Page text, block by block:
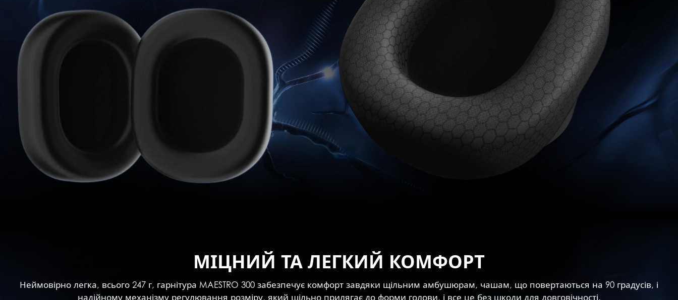
МІЦНИЙ ТА ЛЕГКИЙ КОМФОРТ
Неймовірно легка, всього 247 г, гарнітура MAESTRO 300 забезпечує комфорт завдяки щільним амбушюрам, чашам, що повертаються на 90 градусів, і
надійному механізму регулювання розміру, який щільно прилягає до форми голови, і все це без шкоди для довговічності.